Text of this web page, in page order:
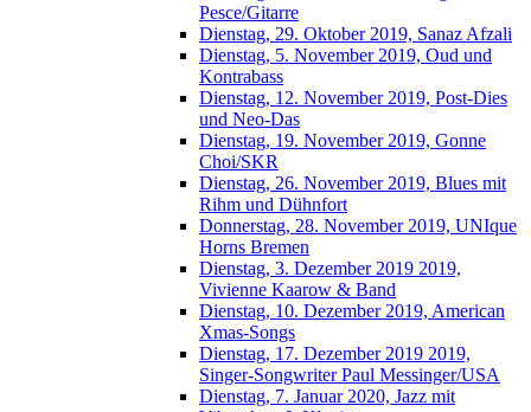
Pesce/Gitarre
Dienstag, 29. Oktober 2019, Sanaz Afzali
Dienstag, 5. November 2019, Oud und
Kontrabass
Dienstag, 12. November 2019, Post-Dies
und Neo-Das
Dienstag, 19. November 2019, Gonne
Choi/SKR
Dienstag, 26. November 2019, Blues mit
Rihm und Dühnfort
Donnerstag, 28. November 2019, UNIque
Horns Bremen
Dienstag, 3. Dezember 2019 2019,
Vivienne Kaarow & Band
Dienstag, 10. Dezember 2019, American
Xmas-Songs
Dienstag, 17. Dezember 2019 2019,
Singer-Songwriter Paul Messinger/USA
Dienstag, 7. Januar 2020, Jazz mit